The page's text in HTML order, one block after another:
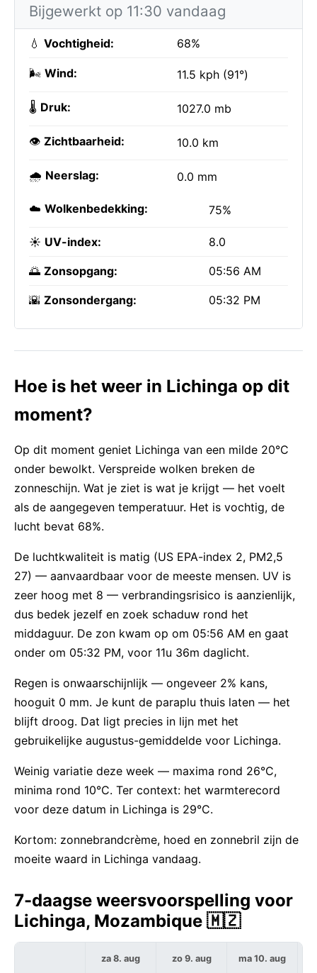
Bijgewerkt op 11:30 vandaag
💧 Vochtigheid: 68%
🌬️ Wind: 11.5 kph (91°)
🌡️ Druk: 1027.0 mb
👁️ Zichtbaarheid: 10.0 km
🌧️ Neerslag: 0.0 mm
☁️ Wolkenbedekking: 75%
☀️ UV-index: 8.0
🌅 Zonsopgang: 05:56 AM
🌇 Zonsondergang: 05:32 PM
Hoe is het weer in Lichinga op dit
moment?
Op dit moment geniet Lichinga van een milde 20°C
onder bewolkt. Verspreide wolken breken de
zonneschijn. Wat je ziet is wat je krijgt — het voelt
als de aangegeven temperatuur. Het is vochtig, de
lucht bevat 68%.
De luchtkwaliteit is matig (US EPA-index 2, PM2,5
27) — aanvaardbaar voor de meeste mensen. UV is
zeer hoog met 8 — verbrandingsrisico is aanzienlijk,
dus bedek jezelf en zoek schaduw rond het
middaguur. De zon kwam op om 05:56 AM en gaat
onder om 05:32 PM, voor 11u 36m daglicht.
Regen is onwaarschijnlijk — ongeveer 2% kans,
hooguit 0 mm. Je kunt de paraplu thuis laten — het
blijft droog. Dat ligt precies in lijn met het
gebruikelijke augustus-gemiddelde voor Lichinga.
Weinig variatie deze week — maxima rond 26°C,
minima rond 10°C. Ter context: het warmterecord
voor deze datum in Lichinga is 29°C.
Kortom: zonnebrandcrème, hoed en zonnebril zijn de
moeite waard in Lichinga vandaag.
7-daagse weersvoorspelling voor
Lichinga, Mozambique 🇲🇿
za 8. aug zo 9. aug ma 10. aug